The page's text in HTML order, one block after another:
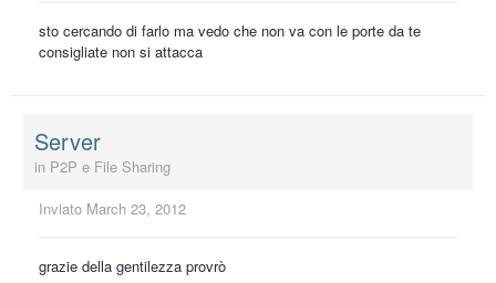
sto cercando di farlo ma vedo che non va con le porte da te
consigliate non si attacca
Server
in P2P e File Sharing
Inviato March 23, 2012
grazie della gentilezza provrò